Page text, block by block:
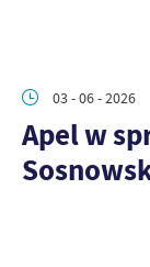
03 - 06 - 2026
Apel w